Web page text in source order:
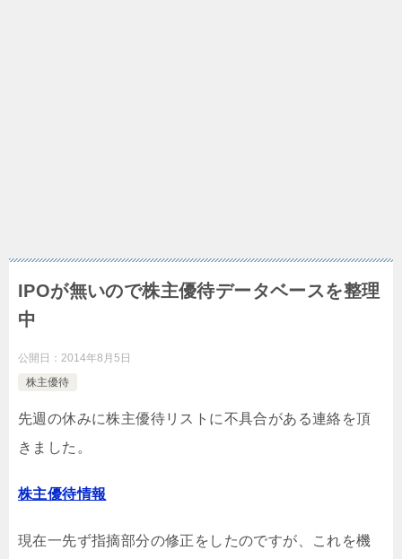
IPOが無いので株主優待データベースを整理
中
公開日： 2014年8月5日
株主優待
先週の休みに株主優待リストに不具合がある連絡を頂
きました。
株主優待情報
現在一先ず指摘部分の修正をしたのですが、これを機